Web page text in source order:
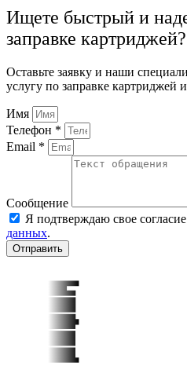
Ищете быстрый и
заправке картриджей?
Оставьте заявку и наши
услугу по заправке картриджей
Имя
Телефон *
Email *
Сообщение
Я подтверждаю свое
данных.
Отправить